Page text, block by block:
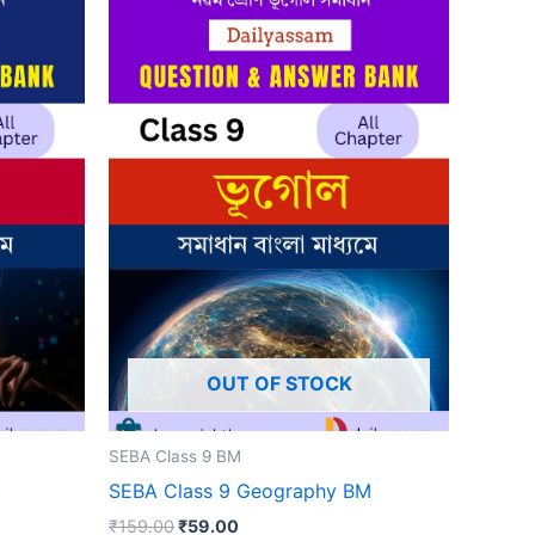
OUT OF STOCK
SEBA Class 9 BM
SEBA Class 9 Geography BM
₹159.00Original
₹59.00Current